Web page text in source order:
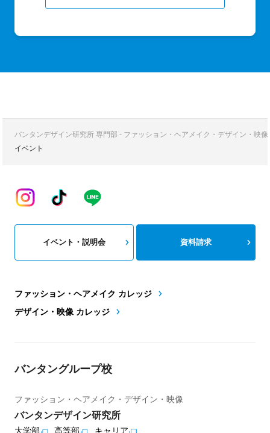
バンタンデザイン研究所 専門部 - ファッション・ヘアメイク・デザイン・映
イベント
ファッション・ヘアメイク カレッジ
デザイン・映像 カレッジ
イベント・説明会 資料請求
バンタングループ校
ファッション・ヘアメイク・デザイン・映像
バンタンデザイン研究所
大学部 高等部 キャリア